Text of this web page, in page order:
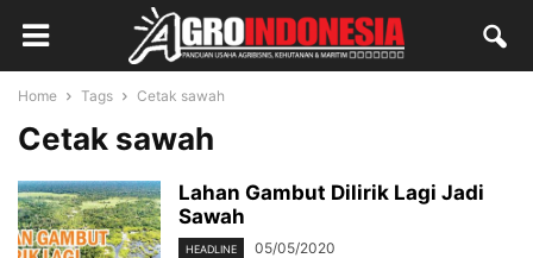
Home Tags Cetak sawah
Cetak sawah
Lahan Gambut Dilirik Lagi Jadi
Sawah
HEADLINE 05/05/2020